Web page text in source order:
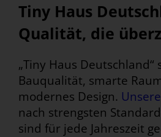
Tiny Haus
Qualität, die
„Tiny Haus
Bauqualität, smarte
modernes Design.
nach strengsten
sind für jede Jahreszeit